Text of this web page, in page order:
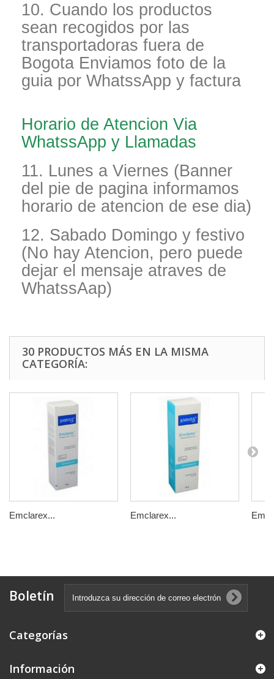
10. Cuando los productos
sean recogidos por las
transportadoras fuera de
Bogota Enviamos foto de la
guia por WhatssApp y factura
Horario de Atencion Via
WhatssApp y Llamadas
11. Lunes a Viernes (Banner
del pie de pagina informamos
horario de atencion de ese dia)
12. Sabado Domingo y festivo
(No hay Atencion, pero puede
dejar el mensaje atraves de
WhatssAap)
30 PRODUCTOS MÁS EN LA MISMA
CATEGORÍA:
Emclarex... Emclarex...
Boletín
Categorías
Información